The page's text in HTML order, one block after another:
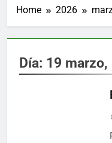
Home 2026
Día: 19 marzo,